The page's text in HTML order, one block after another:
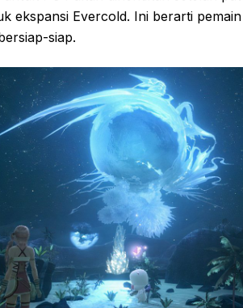
ekspansi Evercold. Ini berarti
siap.